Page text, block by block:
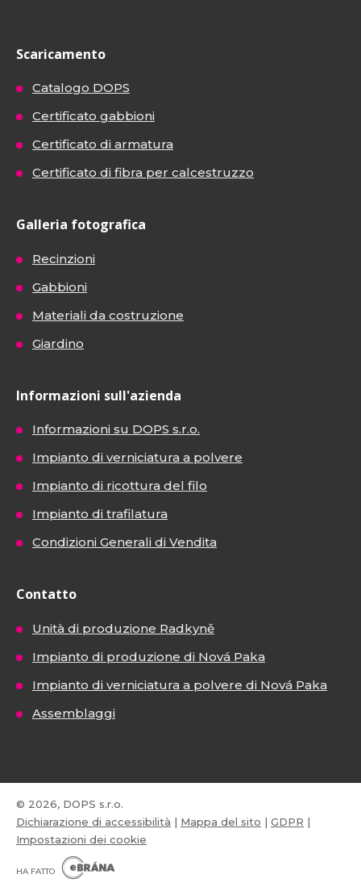
Scaricamento
Catalogo DOPS
Certificato gabbioni
Certificato di armatura
Certificato di fibra per calcestruzzo
Galleria fotografica
Recinzioni
Gabbioni
Materiali da costruzione
Giardino
Informazioni sull'azienda
Informazioni su DOPS s.r.o.
Impianto di verniciatura a polvere
Impianto di ricottura del filo
Impianto di trafilatura
Condizioni Generali di Vendita
Contatto
Unità di produzione Radkyně
Impianto di produzione di Nová Paka
Impianto di verniciatura a polvere di Nová Paka
Assemblaggi
© 2026, DOPS s.r.o.
Dichiarazione di accessibilità | Mappa del sito | GDPR |
Impostazioni dei cookie
HA FATTO
B